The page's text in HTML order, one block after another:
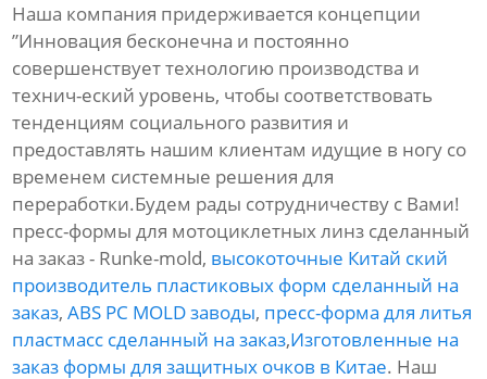
Наша компания придерживается концепции
”Инновация бесконечна и постоянно
совершенствует технологию производства и
технич-еский уровень, чтобы соответствовать
тенденциям социального развития и
предоставлять нашим клиентам идущие в ногу со
временем системные решения для
переработки.Будем рады сотрудничеству с Вами!
пресс-формы для мотоциклетных линз сделанный
на заказ - Runke-mold, высокоточные Китай ский
производитель пластиковых форм сделанный на
заказ,ABS PC MOLD заводы, пресс-форма для литья
пластмасс сделанный на заказ,Изготовленные на
заказ формы для защитных очков в Китае. Наш